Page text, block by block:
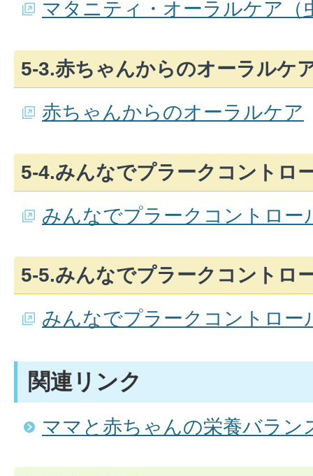
マタニティ・オーラルケア（
5-3.赤ちゃんからのオーラルケ
赤ちゃんからのオーラルケア
5-4.みんなでプラークコントロ
みんなでプラークコントロー
5-5.みんなでプラークコントロ
みんなでプラークコントロー
関連リンク
ママと赤ちゃんの栄養バラン